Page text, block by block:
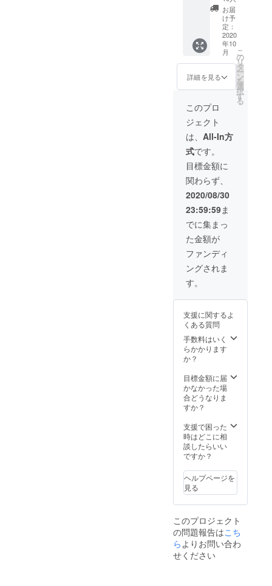
可能性
もござ
いま
す。 ※
ご注文
状況、
材の供
給状
造工程
上の都
合等に
より出
が遅れ
る場合
があり
ます。
す。 ※
ご注文
状況、
使用部
材の供
給状
況、製
造工程
より出
が遅れ
る場合
ます。
cm ● 重
さ：
550g ※
送料込
みで
す。 ※
皆様の
ご支援
率が向
場合、
正規販
売価格
が販売
予定価
格より
下がる
可能性
いま
す。 ※
ご注文
状況、
使用部
材の供
給状
上の都
合等に
より出
荷時期
が遅れ
る場合
al
Moyen
・完成
した商
品×１点
［一般
販売予
定価
格
円の
30%OF
F］
Velo
univers
al
Moyen
● サイ
ズ：
36×17×
26（W×
D×H）
cm ● 重
さ：
750g ※
送料込
みで
す。 ※
により
率が向
上した
場合、
正規販
予定価
格より
下がる
いま
す。 ※
ご注文
状況、
材の供
給状
況、製
造工程
合等に
より出
荷時期
が遅れ
る場合
お届
け予
定：
2020
年10
月
詳細を見る
こ
の
リ
タ
ー
ン
を
選
択
す
る
このプロ
ジェクト
は、 All-In方
式です。
目標金額に
関わらず、
2020/08/30
23:59:59ま
でに集まっ
た金額が
ファンディ
ングされま
す。
支援に関するよ
くある質問
手数料はいく
らかかります
か？
目標金額に届
かなかった場
合どうなりま
すか？
支援で困った
時はどこに相
談したらいい
ですか？
ヘルプページを
見る
このプロジェクト
の問題報告はこち
らよりお問い合わ
せください